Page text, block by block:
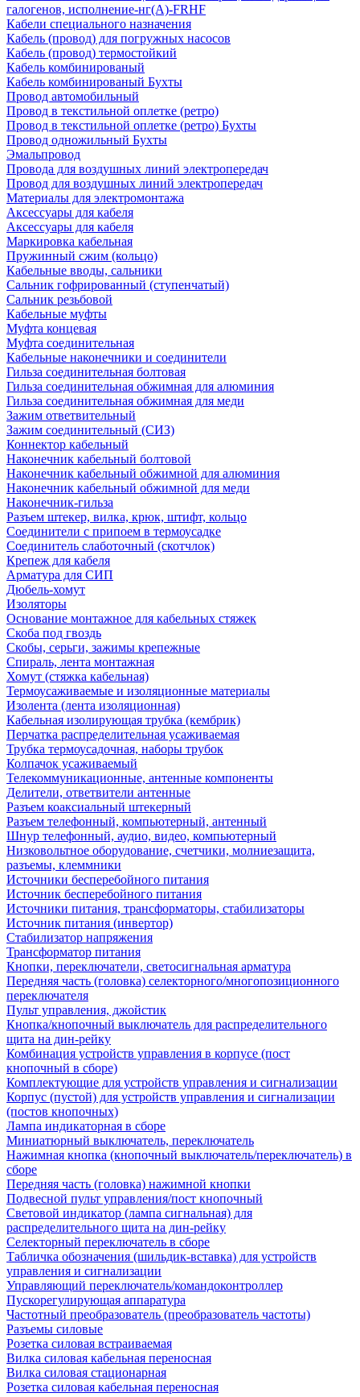
галогенов, исполнение-нг(А)-FRHF
Кабели специального назначения
Кабель (провод) для погружных насосов
Кабель (провод) термостойкий
Кабель комбинированый
Кабель комбинированый Бухты
Провод автомобильный
Провод в текстильной оплетке (ретро)
Провод в текстильной оплетке (ретро) Бухты
Провод одножильный Бухты
Эмальпровод
Провода для воздушных линий электропередач
Провод для воздушных линий электропередач
Материалы для электромонтажа
Аксессуары для кабеля
Аксессуары для кабеля
Маркировка кабельная
Пружинный сжим (кольцо)
Кабельные вводы, сальники
Сальник гофрированный (ступенчатый)
Сальник резьбовой
Кабельные муфты
Муфта концевая
Муфта соединительная
Кабельные наконечники и соединители
Гильза соединительная болтовая
Гильза соединительная обжимная для алюминия
Гильза соединительная обжимная для меди
Зажим ответвительный
Зажим соединительный (СИЗ)
Коннектор кабельный
Наконечник кабельный болтовой
Наконечник кабельный обжимной для алюминия
Наконечник кабельный обжимной для меди
Наконечник-гильза
Разъем штекер, вилка, крюк, штифт, кольцо
Соединители с припоем в термоусадке
Соединитель слаботочный (скотчлок)
Крепеж для кабеля
Арматура для СИП
Дюбель-хомут
Изоляторы
Основание монтажное для кабельных стяжек
Скоба под гвоздь
Скобы, серьги, зажимы крепежные
Спираль, лента монтажная
Хомут (стяжка кабельная)
Термоусаживаемые и изоляционные материалы
Изолента (лента изоляционная)
Кабельная изолирующая трубка (кембрик)
Перчатка распределительная усаживаемая
Трубка термоусадочная, наборы трубок
Колпачок усаживаемый
Телекоммуникационные, антенные компоненты
Делители, ответвители антенные
Разъем коаксиальный штекерный
Разъем телефонный, компьютерный, антенный
Шнур телефонный, аудио, видео, компьютерный
Низковольтное оборудование, счетчики, молниезащита,
разъемы, клеммники
Источники бесперебойного питания
Источник бесперебойного питания
Источники питания, трансформаторы, стабилизаторы
Источник питания (инвертор)
Стабилизатор напряжения
Трансформатор питания
Кнопки, переключатели, светосигнальная арматура
Передняя часть (головка) селекторного/многопозиционного
переключателя
Пульт управления, джойстик
Кнопка/кнопочный выключатель для распределительного
щита на дин-рейку
Комбинация устройств управления в корпусе (пост
кнопочный в сборе)
Комплектующие для устройств управления и сигнализации
Корпус (пустой) для устройств управления и сигнализации
(постов кнопочных)
Лампа индикаторная в сборе
Миниатюрный выключатель, переключатель
Нажимная кнопка (кнопочный выключатель/переключатель) в
сборе
Передняя часть (головка) нажимной кнопки
Подвесной пульт управления/пост кнопочный
Световой индикатор (лампа сигнальная) для
распределительного щита на дин-рейку
Селекторный переключатель в сборе
Табличка обозначения (шильдик-вставка) для устройств
управления и сигнализации
Управляющий переключатель/командоконтроллер
Пускорегулирующая аппаратура
Частотный преобразователь (преобразователь частоты)
Разъемы силовые
Розетка силовая встраиваемая
Вилка силовая кабельная переносная
Вилка силовая стационарная
Розетка силовая кабельная переносная